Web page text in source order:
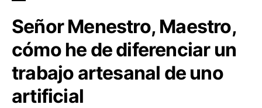
Señor Menestro, Maestro,
cómo he de diferenciar un
trabajo artesanal de uno
artificial